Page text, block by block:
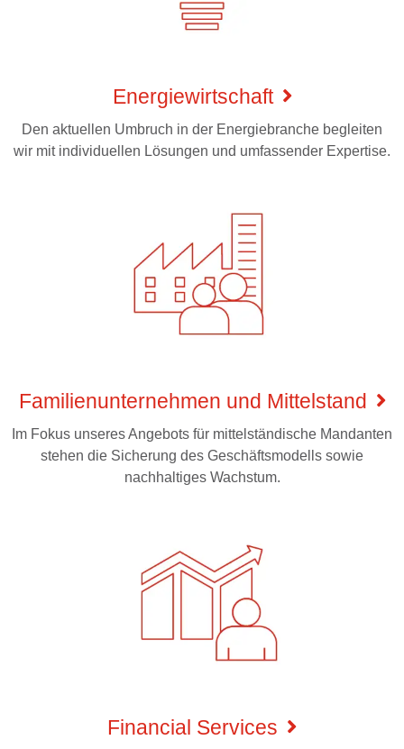
Energiewirtschaft
Den aktuellen Umbruch in der Energiebranche begleiten
wir mit individuellen Lösungen und umfassender Expertise.
Familienunternehmen und Mittelstand
Im Fokus unseres Angebots für mittelständische Mandanten
stehen die Sicherung des Geschäftsmodells sowie
nachhaltiges Wachstum.
Financial Services